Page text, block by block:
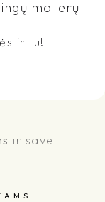
moterų
ir tu!
ir save
A M S